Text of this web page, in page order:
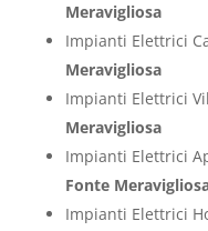
Meravigliosa
Impianti Elettrici
Meravigliosa
Impianti Elettrici
Meravigliosa
Impianti Elettrici
Fonte
Impianti Elettrici